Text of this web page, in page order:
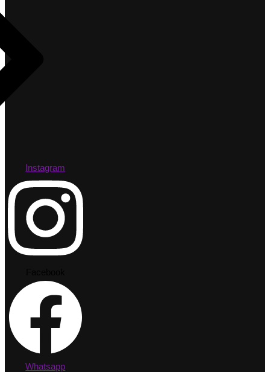
Instagram
Whatsapp